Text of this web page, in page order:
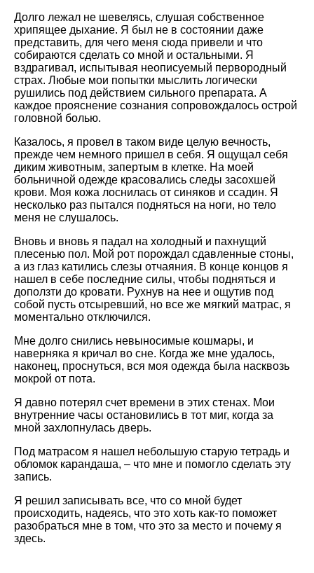
Долго лежал не шевелясь, слушая собственное
хрипящее дыхание. Я был не в состоянии даже
представить, для чего меня сюда привели и что
собираются сделать со мной и остальными. Я
вздрагивал, испытывая неописуемый первородный
страх. Любые мои попытки мыслить логически
рушились под действием сильного препарата. А
каждое прояснение сознания сопровождалось острой
головной болью.
Казалось, я провел в таком виде целую вечность,
прежде чем немного пришел в себя. Я ощущал себя
диким животным, запертым в клетке. На моей
больничной одежде красовались следы засохшей
крови. Моя кожа лоснилась от синяков и ссадин. Я
несколько раз пытался подняться на ноги, но тело
меня не слушалось.
Вновь и вновь я падал на холодный и пахнущий
плесенью пол. Мой рот порождал сдавленные стоны,
а из глаз катились слезы отчаяния. В конце концов я
нашел в себе последние силы, чтобы подняться и
доползти до кровати. Рухнув на нее и ощутив под
собой пусть отсыревший, но все же мягкий матрас, я
моментально отключился.
Мне долго снились невыносимые кошмары, и
наверняка я кричал во сне. Когда же мне удалось,
наконец, проснуться, вся моя одежда была насквозь
мокрой от пота.
Я давно потерял счет времени в этих стенах. Мои
внутренние часы остановились в тот миг, когда за
мной захлопнулась дверь.
Под матрасом я нашел небольшую старую тетрадь и
обломок карандаша, – что мне и помогло сделать эту
запись.
Я решил записывать все, что со мной будет
происходить, надеясь, что это хоть как-то поможет
разобраться мне в том, что это за место и почему я
здесь.